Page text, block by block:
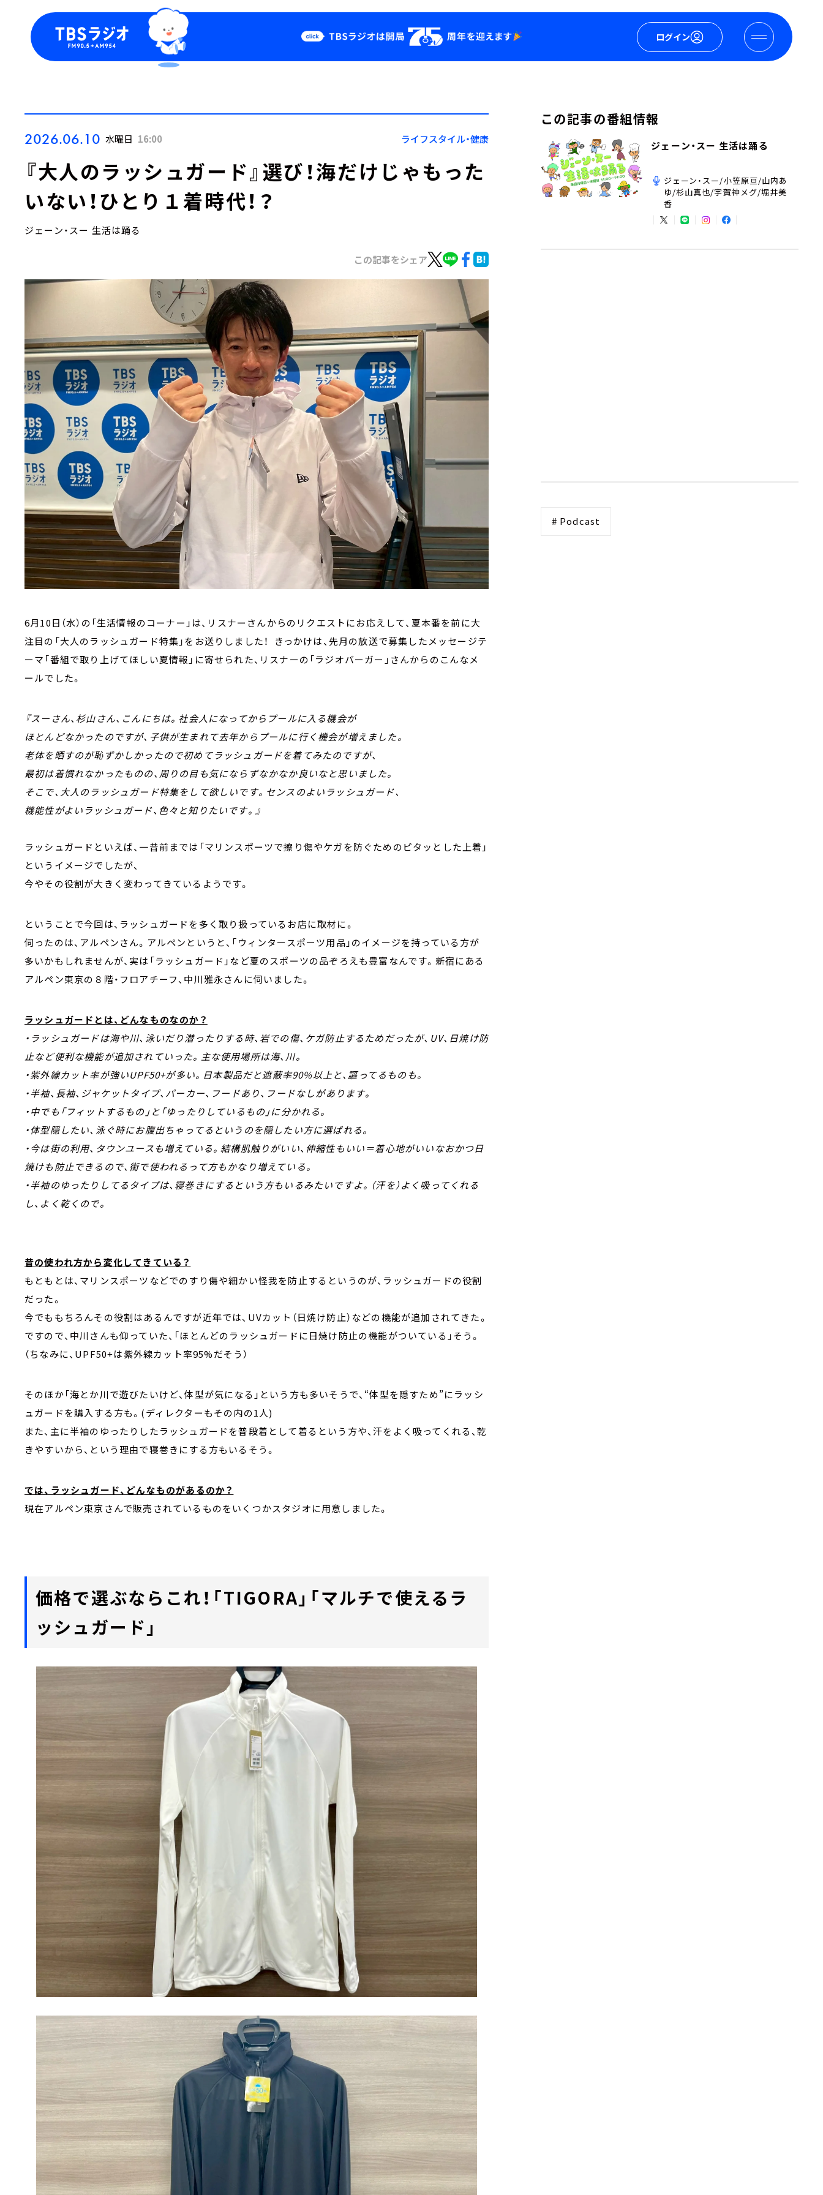
ログイン
Podcast
YouTube
会社情報
2026.06.10 水曜日 16:00 ライフスタイル・健康
『大人のラッシュガード』選び！海だけじゃもった
いない！ひとり１着時代！？
ジェーン・スー 生活は踊る
この記事をシェア
6月10日（水）の「生活情報のコーナー」は、リスナーさんからのリクエストにお応えして、夏本番を前に大
注目の「大人のラッシュガード特集」をお送りしました！ きっかけは、先月の放送で募集したメッセージテ
ーマ「番組で取り上げてほしい夏情報」に寄せられた、リスナーの「ラジオバーガー」さんからのこんなメ
ールでした。
『スーさん、杉山さん、こんにちは。社会人になってからプールに入る機会が
ほとんどなかったのですが、子供が生まれて去年からプールに行く機会が増えました。
老体を晒すのが恥ずかしかったので初めてラッシュガードを着てみたのですが、
最初は着慣れなかったものの、周りの目も気にならずなかなか良いなと思いました。
そこで、大人のラッシュガード特集をして欲しいです。センスのよいラッシュガード、
機能性がよいラッシュガード、色々と知りたいです。』
ラッシュガードといえば、一昔前までは「マリンスポーツで擦り傷やケガを防ぐためのピタッとした上着」
というイメージでしたが、
今やその役割が大きく変わってきているようです。
ということで今回は、ラッシュガードを多く取り扱っているお店に取材に。
伺ったのは、アルペンさん。アルペンというと、「ウィンタースポーツ用品」のイメージを持っている方が
多いかもしれませんが、実は「ラッシュガード」など夏のスポーツの品ぞろえも豊富なんです。新宿にある
アルペン東京の８階・フロアチーフ、中川雅永さんに伺いました。
ラッシュガードとは、どんなものなのか？
・ラッシュガードは海や川、泳いだり潜ったりする時、岩での傷、ケガ防止するためだったが、UV、日焼け防
止など便利な機能が追加されていった。主な使用場所は海、川。
・紫外線カット率が強いUPF50+が多い。日本製品だと遮蔽率90%以上と、謳ってるものも。
・半袖、長袖、ジャケットタイプ、パーカー、フードあり、フードなしがあります。
・中でも「フィットするもの」と「ゆったりしているもの」に分かれる。
・体型隠したい、泳ぐ時にお腹出ちゃってるというのを隠したい方に選ばれる。
・今は街の利用、タウンユースも増えている。結構肌触りがいい、伸縮性もいい＝着心地がいいなおかつ日
焼けも防止できるので、街で使われるって方もかなり増えている。
・半袖のゆったりしてるタイプは、寝巻きにするという方もいるみたいですよ。（汗を）よく吸ってくれる
し、よく乾くので。
昔の使われ方から変化してきている？
もともとは、マリンスポーツなどでのすり傷や細かい怪我を防止するというのが、ラッシュガードの役割
だった。
今でももちろんその役割はあるんですが近年では、UVカット（日焼け防止）などの機能が追加されてきた。
ですので、中川さんも仰っていた、「ほとんどのラッシュガードに日焼け防止の機能がついている」そう。
（ちなみに、UPF50+は紫外線カット率95%だそう）
そのほか「海とか川で遊びたいけど、体型が気になる」という方も多いそうで、“体型を隠すため”にラッシ
ュガードを購入する方も。(ディレクターもその内の1人)
また、主に半袖のゆったりしたラッシュガードを普段着として着るという方や、汗をよく吸ってくれる、乾
きやすいから、という理由で寝巻きにする方もいるそう。
では、ラッシュガード、どんなものがあるのか？
現在アルペン東京さんで販売されているものをいくつかスタジオに用意しました。
価格で選ぶならこれ！「TIGORA」「マルチで使えるラ
ッシュガード」
この記事の番組情報
ジェーン・スー 生活は踊る
ジェーン・スー/小笠原亘/山内あ
ゆ/杉山真也/宇賀神メグ/堀井美
香
# Podcast